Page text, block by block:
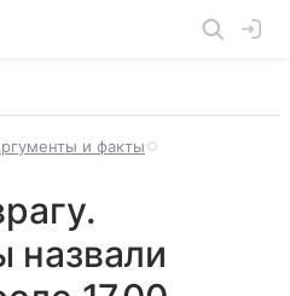
и факты
назвали